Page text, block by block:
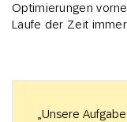
Optimierungen
Laufe der Zeit
„Unsere